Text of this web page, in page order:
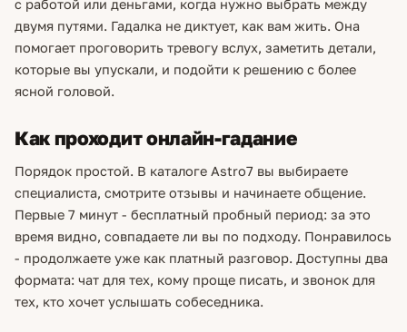
с работой или деньгами, когда нужно выбрать между
двумя путями. Гадалка не диктует, как вам жить. Она
помогает проговорить тревогу вслух, заметить детали,
которые вы упускали, и подойти к решению с более
ясной головой.
Как проходит онлайн-гадание
Порядок простой. В каталоге Astro7 вы выбираете
специалиста, смотрите отзывы и начинаете общение.
Первые 7 минут - бесплатный пробный период: за это
время видно, совпадаете ли вы по подходу. Понравилось
- продолжаете уже как платный разговор. Доступны два
формата: чат для тех, кому проще писать, и звонок для
тех, кто хочет услышать собеседника.